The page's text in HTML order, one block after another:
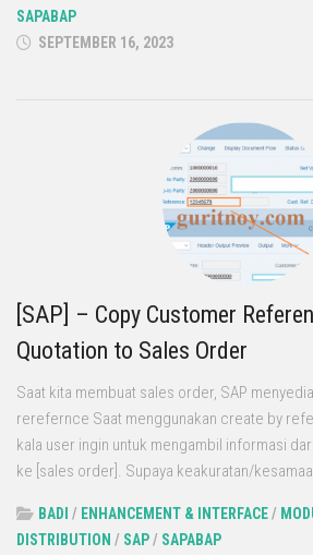
SAPABAP
SEPTEMBER 16, 2023
[SAP] – Copy Customer
Quotation to Sales Order
Saat kita membuat sales order, SAP
rerefernce Saat menggunakan create by
kala user ingin untuk mengambil informasi
ke [sales order]. Supaya keakuratan/
BADI / ENHANCEMENT & INTERFACE/
DISTRIBUTION / SAP/ SAPABAP